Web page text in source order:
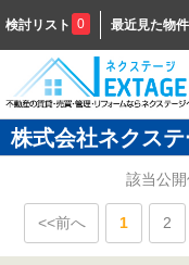
検討リスト 0 最近見た物件
株式会社ネクス
該当公
<<前へ 1 2